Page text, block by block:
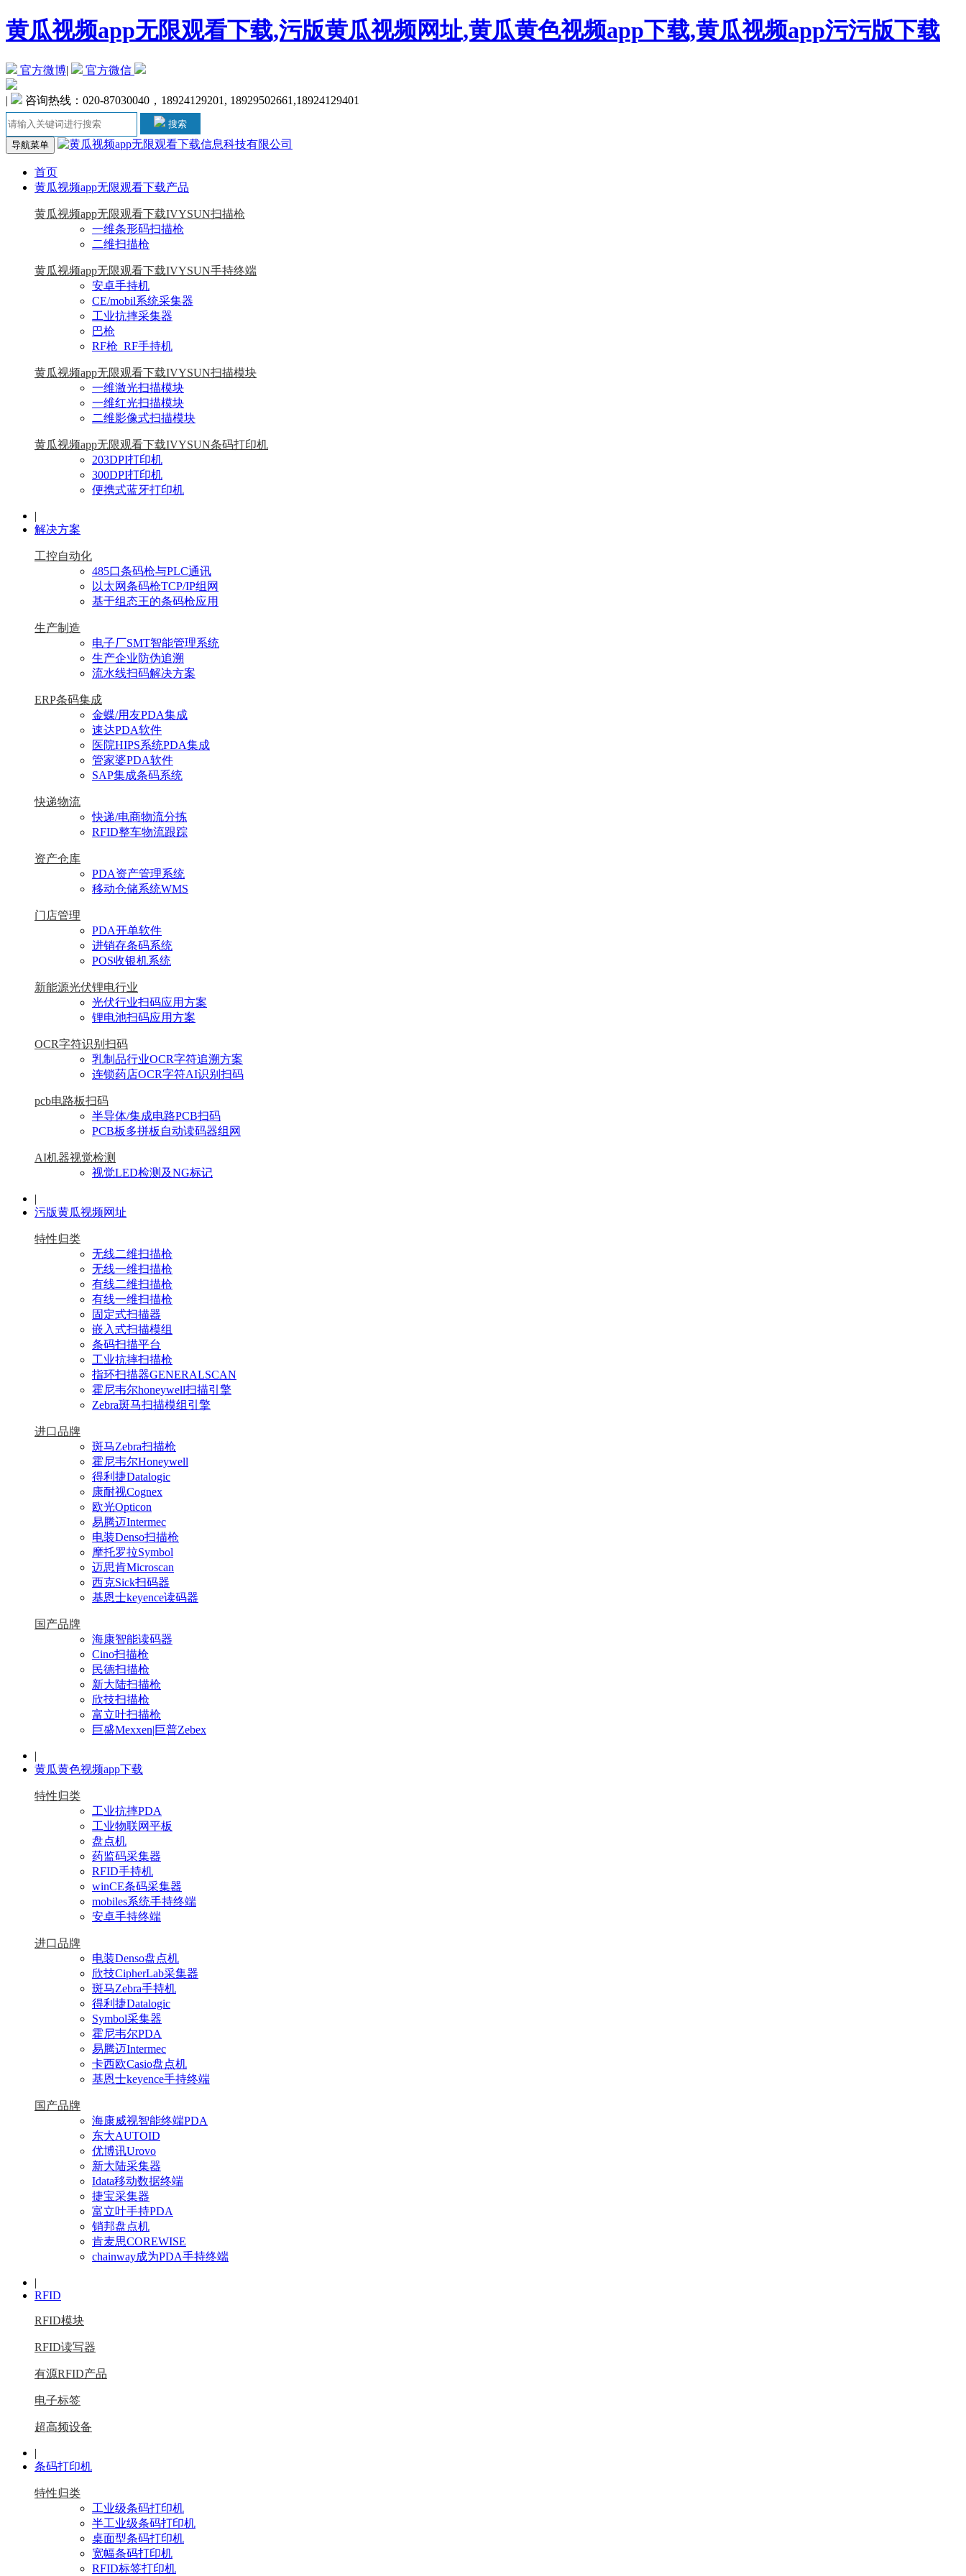
黄瓜视频app无限观看下载,污版黄瓜视频网址,黄瓜黄色视频app下载,黄瓜视频app污污版下载
官方微博| 官方微信
| 咨询热线：020-87030040，18924129201, 18929502661,18924129401
搜索
导航菜单
首页
黄瓜视频app无限观看下载产品
黄瓜视频app无限观看下载IVYSUN扫描枪
一维条形码扫描枪
二维扫描枪
黄瓜视频app无限观看下载IVYSUN手持终端
安卓手持机
CE/mobil系统采集器
工业抗摔采集器
巴枪
RF枪_RF手持机
黄瓜视频app无限观看下载IVYSUN扫描模块
一维激光扫描模块
一维红光扫描模块
二维影像式扫描模块
黄瓜视频app无限观看下载IVYSUN条码打印机
203DPI打印机
300DPI打印机
便携式蓝牙打印机
|
解决方案
工控自动化
485口条码枪与PLC通讯
以太网条码枪TCP/IP组网
基于组态王的条码枪应用
生产制造
电子厂SMT智能管理系统
生产企业防伪追溯
流水线扫码解决方案
ERP条码集成
金蝶/用友PDA集成
速达PDA软件
医院HIPS系统PDA集成
管家婆PDA软件
SAP集成条码系统
快递物流
快递/电商物流分拣
RFID整车物流跟踪
资产仓库
PDA资产管理系统
移动仓储系统WMS
门店管理
PDA开单软件
进销存条码系统
POS收银机系统
新能源光伏锂电行业
光伏行业扫码应用方案
锂电池扫码应用方案
OCR字符识别扫码
乳制品行业OCR字符追溯方案
连锁药店OCR字符AI识别扫码
pcb电路板扫码
半导体/集成电路PCB扫码
PCB板多拼板自动读码器组网
AI机器视觉检测
视觉LED检测及NG标记
|
污版黄瓜视频网址
特性归类
无线二维扫描枪
无线一维扫描枪
有线二维扫描枪
有线一维扫描枪
固定式扫描器
嵌入式扫描模组
条码扫描平台
工业抗摔扫描枪
指环扫描器GENERALSCAN
霍尼韦尔honeywell扫描引擎
Zebra斑马扫描模组引擎
进口品牌
斑马Zebra扫描枪
霍尼韦尔Honeywell
得利捷Datalogic
康耐视Cognex
欧光Opticon
易腾迈Intermec
电装Denso扫描枪
摩托罗拉Symbol
迈思肯Microscan
西克Sick扫码器
基恩士keyence读码器
国产品牌
海康智能读码器
Cino扫描枪
民德扫描枪
新大陆扫描枪
欣技扫描枪
富立叶扫描枪
巨盛Mexxen|巨普Zebex
|
黄瓜黄色视频app下载
特性归类
工业抗摔PDA
工业物联网平板
盘点机
药监码采集器
RFID手持机
winCE条码采集器
mobiles系统手持终端
安卓手持终端
进口品牌
电装Denso盘点机
欣技CipherLab采集器
斑马Zebra手持机
得利捷Datalogic
Symbol采集器
霍尼韦尔PDA
易腾迈Intermec
卡西欧Casio盘点机
基恩士keyence手持终端
国产品牌
海康威视智能终端PDA
东大AUTOID
优博讯Urovo
新大陆采集器
Idata移动数据终端
捷宝采集器
富立叶手持PDA
销邦盘点机
肯麦思COREWISE
chainway成为PDA手持终端
|
RFID
RFID模块
RFID读写器
有源RFID产品
电子标签
超高频设备
|
条码打印机
特性归类
工业级条码打印机
半工业级条码打印机
桌面型条码打印机
宽幅条码打印机
RFID标签打印机